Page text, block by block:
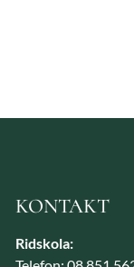
KONTAKT
Ridskola: